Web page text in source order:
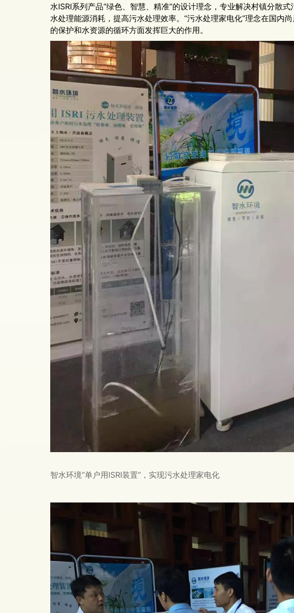
水ISRI系列产品“绿色、智慧、精准”的设计理念，专业解决村镇分散
水处理能源消耗，提高污水处理效率。“污水处理家电化”理念在国内
的保护和水资源的循环方面发挥巨大的作用。
智水环境“单户用ISRI装置”，实现污水处理家电化